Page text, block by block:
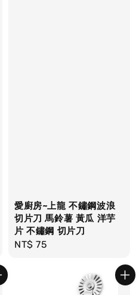
愛廚房~上龍 不鏽鋼波浪
切片刀 馬鈴薯 黃瓜 洋芋
片 不鏽鋼 切片刀
Regular
NT$ 75